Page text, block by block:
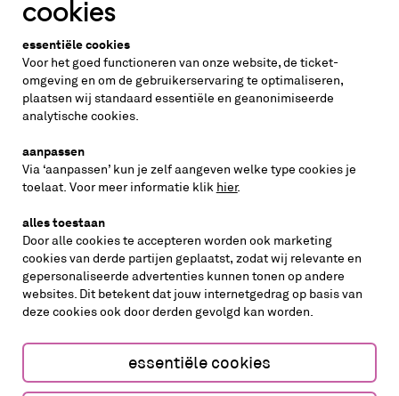
Altijd weten wat er speelt?
vraag de nieuwsbrief aan
inschrijven
volg ons op
cookies aanpassen cookies/privacy
cookies
essentiële cookies
Voor het goed functioneren van onze website, de ticket-
omgeving en om de gebruikerservaring te optimaliseren,
plaatsen wij standaard essentiële en geanonimiseerde
analytische cookies.
aanpassen
Via ‘aanpassen’ kun je zelf aangeven welke type cookies je
toelaat. Voor meer informatie klik hier.
alles toestaan
Door alle cookies te accepteren worden ook marketing
cookies van derde partijen geplaatst, zodat wij relevante en
gepersonaliseerde advertenties kunnen tonen op andere
websites. Dit betekent dat jouw internetgedrag op basis van
deze cookies ook door derden gevolgd kan worden.
essentiële cookies